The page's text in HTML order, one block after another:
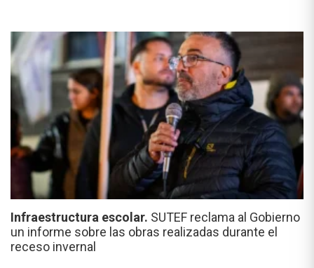
Infraestructura escolar. SUTEF reclama al Gobierno
un informe sobre las obras realizadas durante el
receso invernal